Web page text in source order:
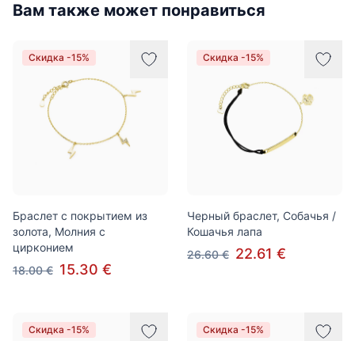
Вам также может понравиться
Скидка -15%
Браслет с покрытием из
золота, Молния с
цирконием
18.00 € 15.30 €
Скидка -15%
Черный браслет, Собачья /
Кошачья лапа
26.60 € 22.61 €
Скидка -15% Скидка -15%